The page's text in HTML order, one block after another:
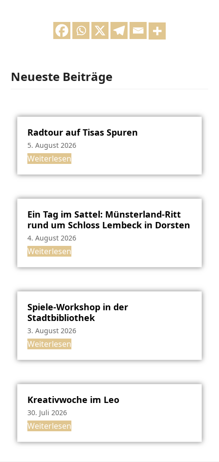
Neueste Beiträge
Radtour auf Tisas Spuren
5. August 2026
Weiterlesen
Ein Tag im Sattel: Münsterland-Ritt
rund um Schloss Lembeck in Dorsten
4. August 2026
Weiterlesen
Spiele-Workshop in der
Stadtbibliothek
3. August 2026
Weiterlesen
Kreativwoche im Leo
30. Juli 2026
Weiterlesen